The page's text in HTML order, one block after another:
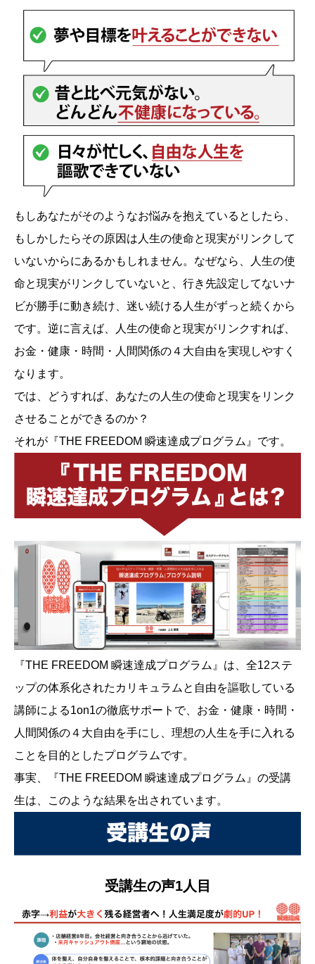
もしあなたがそのようなお悩みを抱えているとしたら、
もしかしたらその原因は人生の使命と現実がリンクして
いないからにあるかもしれません。なぜなら、人生の使
命と現実がリンクしていないと、行き先設定してないナ
ビが勝手に動き続け、迷い続ける人生がずっと続くから
です。逆に言えば、人生の使命と現実がリンクすれば、
お金・健康・時間・人間関係の４大自由を実現しやすく
なります。
では、どうすれば、あなたの人生の使命と現実をリンク
させることができるのか？
それが『THE FREEDOM 瞬速達成プログラム』です。
『THE FREEDOM 瞬速達成プログラム』は、全12ステ
ップの体系化されたカリキュラムと自由を謳歌している
講師による1on1の徹底サポートで、お金・健康・時間・
人間関係の４大自由を手にし、理想の人生を手に入れる
ことを目的としたプログラムです。
事実、『THE FREEDOM 瞬速達成プログラム』の受講
生は、このような結果を出されています。
受講生の声1人目